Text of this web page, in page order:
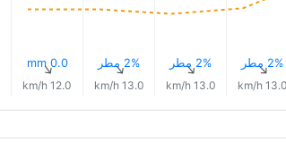
2% مطر↑
13.0 km/h
2% مطر↑
13.0 km/h
2% مطر↑
13.0 km/h
0.0 mm
↑
12.0 km/h